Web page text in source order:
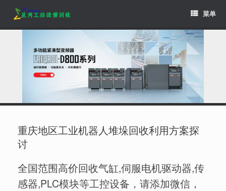
content
菜单
重庆地区工业机器人堆垛回收利用方案探
讨
全国范围高价回收气缸,伺服电机驱动器,传
感器,PLC模块等工控设备，请添加微信，